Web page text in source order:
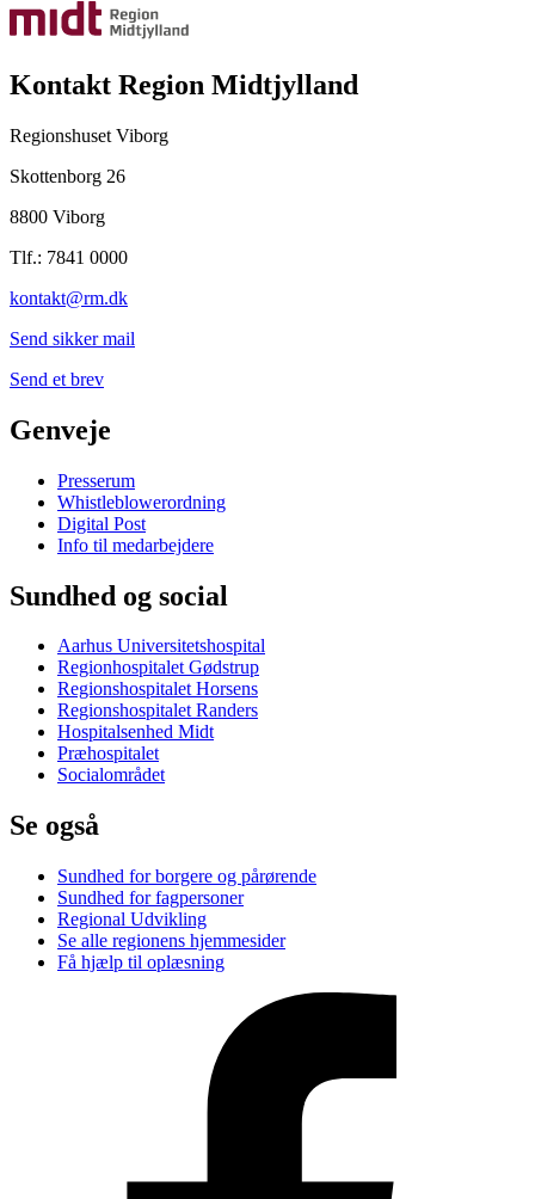
Kontakt Region Midtjylland
Regionshuset Viborg
Skottenborg 26
8800 Viborg
Tlf.: 7841 0000
kontakt@rm.dk
Send sikker mail
Send et brev
Genveje
Presserum
Whistleblowerordning
Digital Post
Info til medarbejdere
Sundhed og social
Aarhus Universitetshospital
Regionhospitalet Gødstrup
Regionshospitalet Horsens
Regionshospitalet Randers
Hospitalsenhed Midt
Præhospitalet
Socialområdet
Se også
Sundhed for borgere og pårørende
Sundhed for fagpersoner
Regional Udvikling
Se alle regionens hjemmesider
Få hjælp til oplæsning